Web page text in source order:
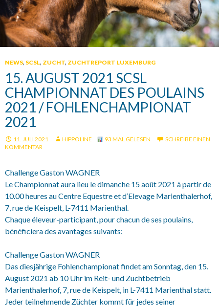
NEWS, SCSL, ZUCHT, ZUCHTREPORT LUXEMBURG
15. AUGUST 2021 SCSL
CHAMPIONNAT DES POULAINS
2021 / FOHLENCHAMPIONAT
2021
11. JULI 2021 HIPPOLINE 93 MAL GELESEN
SCHREIBE EINEN
KOMMENTAR
Challenge Gaston WAGNER
Le Championnat aura lieu le dimanche 15 août 2021 à partir de
10.00 heures au Centre Equestre et d’Elevage Marienthalerhof,
7, rue de Keispelt, L-7411 Marienthal.
Chaque éleveur-participant, pour chacun de ses poulains,
bénéficiera des avantages suivants:
Challenge Gaston WAGNER
Das diesjährige Fohlenchampionat findet am Sonntag, den 15.
August 2021 ab 10 Uhr im Reit- und Zuchtbetrieb
Marienthalerhof, 7, rue de Keispelt, in L-7411 Marienthal statt.
Jeder teilnehmende Züchter kommt für jedes seiner